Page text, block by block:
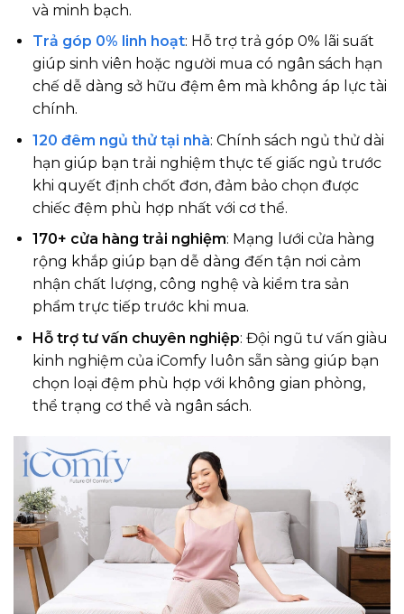
và minh bạch.
Trả góp 0% linh hoạt: Hỗ trợ trả góp 0% lãi suất
giúp sinh viên hoặc người mua có ngân sách hạn
chế dễ dàng sở hữu đệm êm mà không áp lực tài
chính.
120 đêm ngủ thử tại nhà: Chính sách ngủ thử dài
hạn giúp bạn trải nghiệm thực tế giấc ngủ trước
khi quyết định chốt đơn, đảm bảo chọn được
chiếc đệm phù hợp nhất với cơ thể.
170+ cửa hàng trải nghiệm: Mạng lưới cửa hàng
rộng khắp giúp bạn dễ dàng đến tận nơi cảm
nhận chất lượng, công nghệ và kiểm tra sản
phẩm trực tiếp trước khi mua.
Hỗ trợ tư vấn chuyên nghiệp: Đội ngũ tư vấn giàu
kinh nghiệm của iComfy luôn sẵn sàng giúp bạn
chọn loại đệm phù hợp với không gian phòng,
thể trạng cơ thể và ngân sách.